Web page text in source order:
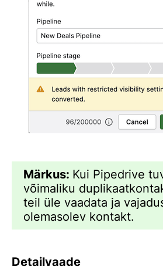
Märkus: Kui Pipedrive
võimaliku
teil üle vaadata ja
olemasolev kontakt.
Detailvaade